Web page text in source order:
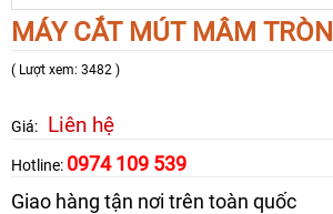
MÁY CẮT MÚT MÂM TRÒN
( Lượt xem: 3482 )
Giá: Liên hệ
Hotline: 0974 109 539
Giao hàng tận nơi trên toàn quốc